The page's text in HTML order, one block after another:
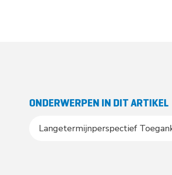
ONDERWERPEN IN DIT ARTIKEL
Langetermijnperspectief